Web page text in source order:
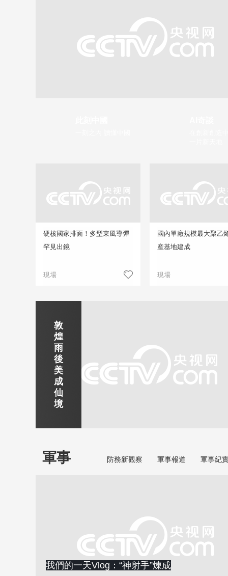
硬核國家排面！多型東風導彈
罕見出鏡
現場
國內單廠規模最大聚乙
産基地建成
現場
靜賞京娘湖
京娘湖位於邯鄲武安市口上村北，常年平均氣溫19攝氏度，夏
吉
林
市
北
山
公
園
雲
探
古
北
水
鎮
南
京
玄
武
湖
景
區
焦
作
紅
石
峽
秦
皇
島
金
夢
海
灣
劍
川
下
梅
嶺
瀑
布
煙
雨
齊
雲
山
敦
煌
雨
後
美
成
仙
境
軍事 防務新觀察 軍事報道 軍事紀
我們的一天Vlog：“神射手”煉成